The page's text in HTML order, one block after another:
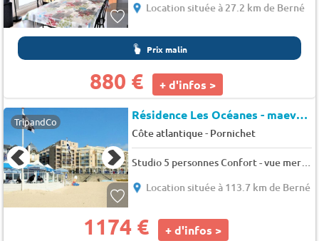
Location située à 27.2 km de Berné
Prix malin
880 € + d'infos >
TripandCo Résidence Les Océanes - maeva Home
Côte atlantique- Pornichet
Studio 5 personnes Confort - vue mer - 5 pers. - 20m2 - TV
Location située à 113.7 km de Berné
1174 € + d'infos >